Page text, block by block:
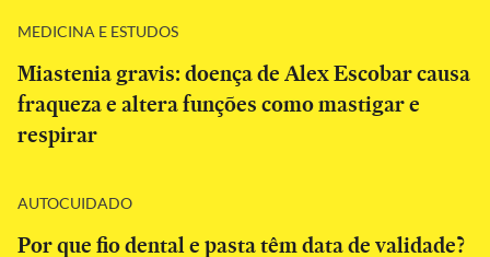
MEDICINA E ESTUDOS
Miastenia gravis: doença de Alex Escobar causa
fraqueza e altera funções como mastigar e
respirar
AUTOCUIDADO
Por que fio dental e pasta têm data de validade?